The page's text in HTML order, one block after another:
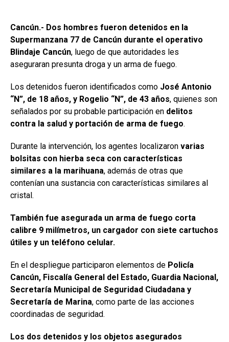
Cancún.- Dos hombres fueron detenidos en la
Supermanzana 77 de Cancún durante el operativo
Blindaje Cancún, luego de que autoridades les
aseguraran presunta droga y un arma de fuego.
Los detenidos fueron identificados como José Antonio
“N”, de 18 años, y Rogelio “N”, de 43 años, quienes son
señalados por su probable participación en delitos
contra la salud y portación de arma de fuego.
Durante la intervención, los agentes localizaron varias
bolsitas con hierba seca con características
similares a la marihuana, además de otras que
contenían una sustancia con características similares al
cristal.
También fue asegurada un arma de fuego corta
calibre 9 milímetros, un cargador con siete cartuchos
útiles y un teléfono celular.
En el despliegue participaron elementos de Policía
Cancún, Fiscalía General del Estado, Guardia Nacional,
Secretaría Municipal de Seguridad Ciudadana y
Secretaría de Marina, como parte de las acciones
coordinadas de seguridad.
Los dos detenidos y los objetos asegurados